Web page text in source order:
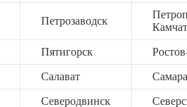
Петрозаводск
Пятигорск
Салават Самара
Северодвинск